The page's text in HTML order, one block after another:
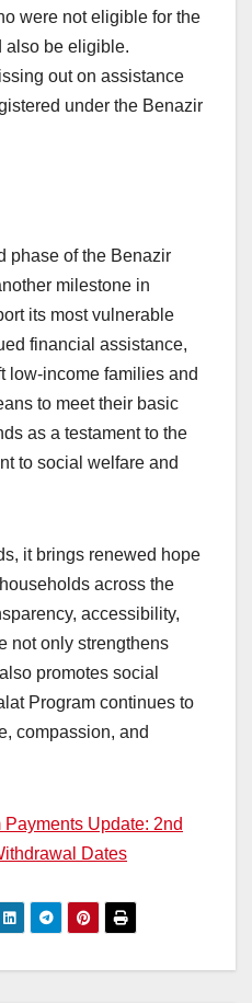
were not eligible for the
also be eligible.
out on assistance
under the Benazir
phase of the Benazir
milestone in
its most vulnerable
financial assistance,
low-income families and
to meet their basic
as a testament to the
to social welfare and
it brings renewed hope
across the
accessibility,
not only strengthens
promotes social
Program continues to
compassion, and
Update: 2nd
Dates